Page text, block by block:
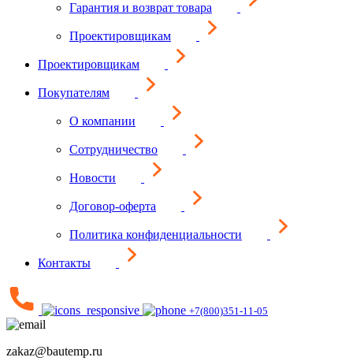
Гарантия и возврат товара
Проектировщикам
Проектировщикам
Покупателям
О компании
Сотрудничество
Новости
Договор-оферта
Политика конфиденциальности
Контакты
+7(800)351-11-05
zakaz@bautemp.ru